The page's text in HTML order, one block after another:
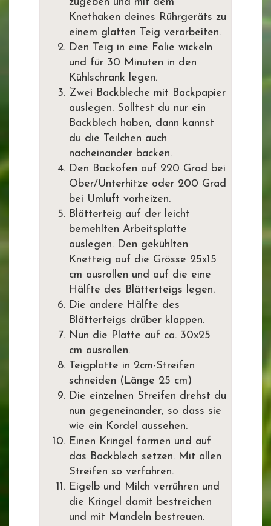
Knethaken deines Rührgeräts zu
einem glatten Teig verarbeiten.
Den Teig in eine Folie wickeln
und für 30 Minuten in den
Kühlschrank legen.
Zwei Backbleche mit Backpapier
auslegen. Solltest du nur ein
Backblech haben, dann kannst
du die Teilchen auch
nacheinander backen.
Den Backofen auf 220 Grad bei
Ober/Unterhitze oder 200 Grad
bei Umluft vorheizen.
Blätterteig auf der leicht
bemehlten Arbeitsplatte
auslegen. Den gekühlten
Knetteig auf die Grösse 25x15
cm ausrollen und auf die eine
Hälfte des Blätterteigs legen.
Die andere Hälfte des
Blätterteigs drüber klappen.
Nun die Platte auf ca. 30x25
cm ausrollen.
Teigplatte in 2cm-Streifen
schneiden (Länge 25 cm)
Die einzelnen Streifen drehst du
nun gegeneinander, so dass sie
wie ein Kordel aussehen.
Einen Kringel formen und auf
das Backblech setzen. Mit allen
Streifen so verfahren.
Eigelb und Milch verrühren und
die Kringel damit bestreichen
und mit Mandeln bestreuen.